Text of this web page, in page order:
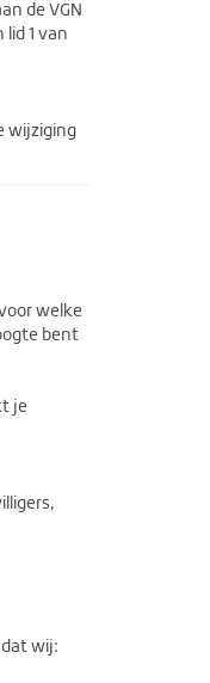
de VGN
1 van
wijziging
welke
bent
je
wij: